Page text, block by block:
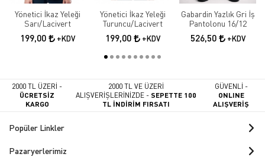
Yönetici İkaz Yeleği
Sarı/Lacivert
199,00 +KDV
Yönetici İkaz Yeleği
Turuncu/Lacivert
199,00 +KDV
Gabardin Yazlık Gri İş
Pantolonu 16/12
526,50 +KDV
2000 TL ÜZERİ -
ÜCRETSİZ
KARGO
2000 TL VE ÜZERİ
ALIŞVERİŞLERİNİZDE -SEPETTE 100
TL İNDİRİM FIRSATI
GÜVENLİ -
ONLINE
ALIŞVERİŞ
Popüler Linkler
Pazaryerlerimiz